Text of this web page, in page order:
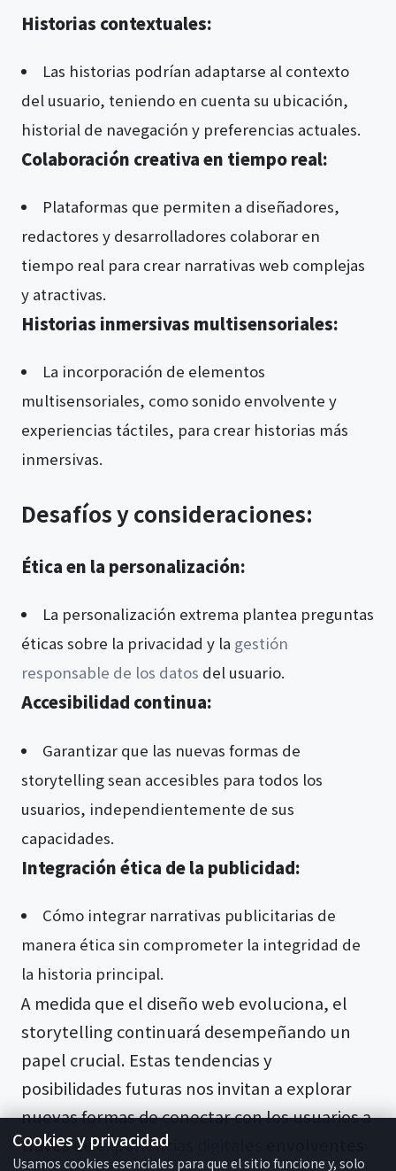
Historias contextuales:
Las historias podrían adaptarse al contexto
del usuario, teniendo en cuenta su ubicación,
historial de navegación y preferencias actuales.
Colaboración creativa en tiempo real:
Plataformas que permiten a diseñadores,
redactores y desarrolladores colaborar en
tiempo real para crear narrativas web complejas
y atractivas.
Historias inmersivas multisensoriales:
La incorporación de elementos
multisensoriales, como sonido envolvente y
experiencias táctiles, para crear historias más
inmersivas.
Desafíos y consideraciones:
Ética en la personalización:
La personalización extrema plantea preguntas
éticas sobre la privacidad y la gestión
responsable de los datos del usuario.
Accesibilidad continua:
Garantizar que las nuevas formas de
storytelling sean accesibles para todos los
usuarios, independientemente de sus
capacidades.
Integración ética de la publicidad:
Cómo integrar narrativas publicitarias de
manera ética sin comprometer la integridad de
la historia principal.
A medida que el diseño web evoluciona, el
storytelling continuará desempeñando un
papel crucial. Estas tendencias y
posibilidades futuras nos invitan a explorar
nuevas formas de conectar con los usuarios a
través deexperiencias digitales
Cookies y privacidad
Usamos cookies esenciales para que el sitio funcione y, solo